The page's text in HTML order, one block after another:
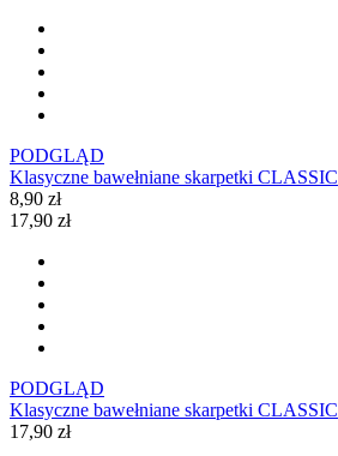
PODGLĄD
Klasyczne bawełniane skarpetki CLASSIC
8,90 zł
17,90 zł
PODGLĄD
Klasyczne bawełniane skarpetki CLASSIC
17,90 zł